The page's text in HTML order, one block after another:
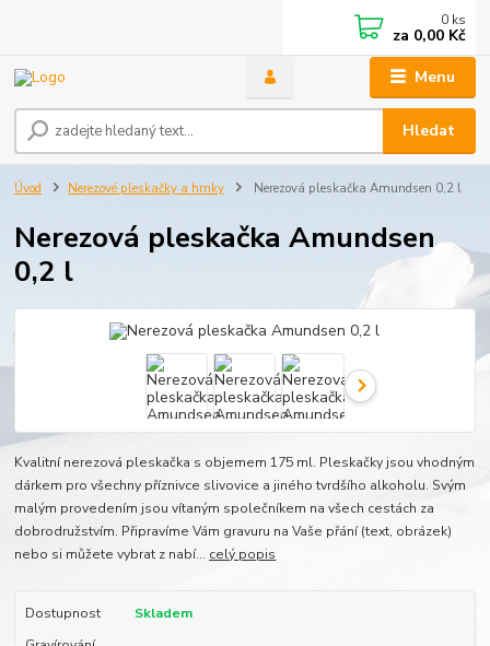
Menu
Hledat
0 ks
za 0,00 Kč
Úvod Nerezové pleskačky a hrnky Nerezová pleskačka Amundsen 0,2 l
Nerezová pleskačka Amundsen
0,2 l
Kvalitní nerezová pleskačka s objemem 175 ml. Pleskačky jsou vhodným
dárkem pro všechny příznivce slivovice a jiného tvrdšího alkoholu. Svým
malým provedením jsou vítaným společníkem na všech cestách za
dobrodružstvím. Připravíme Vám gravuru na Vaše přání (text, obrázek)
nebo si můžete vybrat z nabí... celý popis
Dostupnost
Skladem